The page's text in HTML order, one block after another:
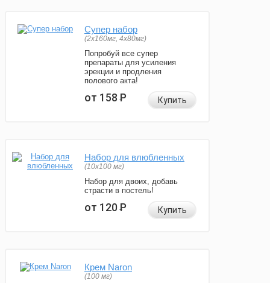
Супер набор
(2х160мг, 4х80мг)
Попробуй все супер
препараты для усиления
эрекции и продления
полового акта!
от 158Р Купить
Набор для влюбленных
(10х100 мг)
Набор для двоих, добавь
страсти в постель!
от 120Р Купить
Крем Naron
(100 мг)